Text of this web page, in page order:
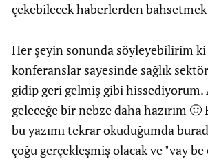
çekebilecek haberlerden
Her şeyin sonunda söyleyebilirim ki
konferanslar sayesinde sağlık
gidip geri gelmiş gibi hissediyorum.
geleceğe bir nebze daha hazırım
bu yazımı tekrar okuduğumda
çoğu gerçekleşmiş olacak ve "vay